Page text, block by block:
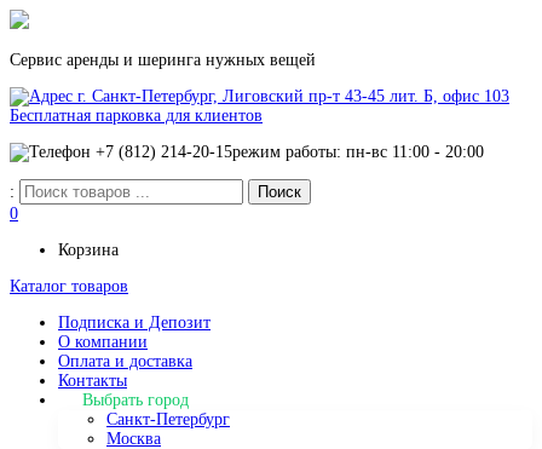
Сервис аренды и шеринга нужных вещей
г. Санкт-Петербург, Лиговский пр-т 43-45 лит. Б, офис 103
Бесплатная парковка для клиентов
+7 (812) 214-20-15режим работы: пн-вс 11:00 - 20:00
:
0
Корзина
Каталог товаров
Подписка и Депозит
О компании
Оплата и доставка
Контакты
Выбрать город
Санкт-Петербург
Москва